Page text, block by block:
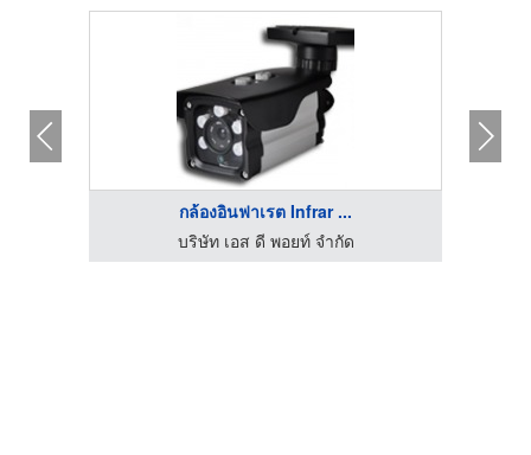
กล้องอินฟาเรต Infrar ...
บริษัท เอส ดี พอยท์ จำกัด